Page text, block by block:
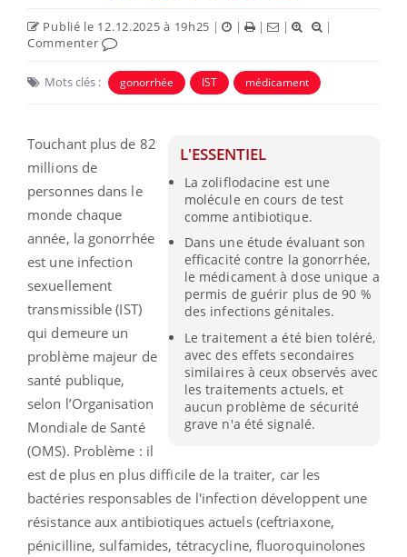
Publié le 12.12.2025 à 19h25 | | | |
|
Commenter
Mots clés : gonorrhée IST médicament
L'ESSENTIEL
La zoliflodacine est une
molécule en cours de test
comme antibiotique.
Dans une étude évaluant son
efficacité contre la gonorrhée,
le médicament à dose unique a
permis de guérir plus de 90 %
des infections génitales.
Le traitement a été bien toléré,
avec des effets secondaires
similaires à ceux observés avec
les traitements actuels, et
aucun problème de sécurité
grave n'a été signalé.
Touchant plus de 82
millions de
personnes dans le
monde chaque
année, la gonorrhée
est une infection
sexuellement
transmissible (IST)
qui demeure un
problème majeur de
santé publique,
selon l’Organisation
Mondiale de Santé
(OMS). Problème : il
est de plus en plus difficile de la traiter, car les
bactéries responsables de l'infection développent une
résistance aux antibiotiques actuels (ceftriaxone,
pénicilline, sulfamides, tétracycline, fluoroquinolones